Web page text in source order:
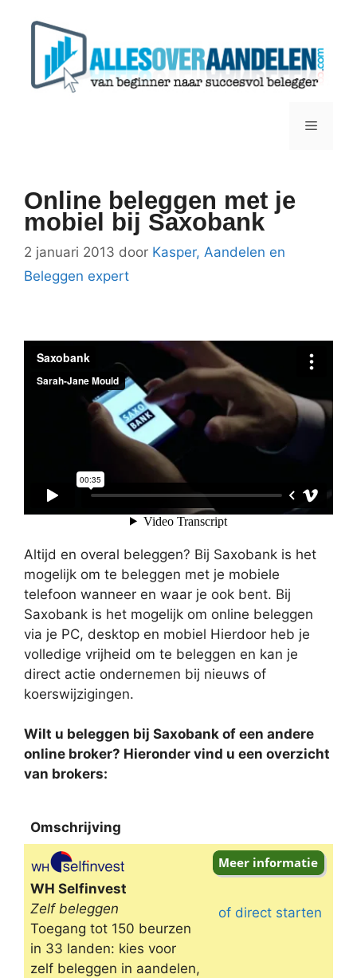
Menu
Online beleggen met je
mobiel bij Saxobank
2 januari 2013 door Kasper, Aandelen en
Beleggen expert
Altijd en overal beleggen? Bij Saxobank is het
mogelijk om te beleggen met je mobiele
telefoon wanneer en waar je ook bent. Bij
Saxobank is het mogelijk om online beleggen
via je PC, desktop en mobiel Hierdoor heb je
volledige vrijheid om te beleggen en kan je
direct actie ondernemen bij nieuws of
koerswijzigingen.
Wilt u beleggen bij Saxobank of een andere
online broker? Hieronder vind u een overzicht
van brokers:
Omschrijving
Omschrijving
WH Selfinvest
Zelf beleggen
Toegang tot 150 beurzen
in 33 landen: kies voor
zelf beleggen in aandelen,
of direct starten